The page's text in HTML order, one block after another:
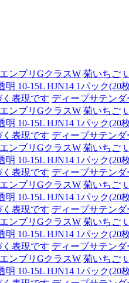
エンブリGクラスW 菊いちご
10-15L HJN14 1パック(20
表現です ディープサテン
エンブリGクラスW 菊いちご
10-15L HJN14 1パック(20
表現です ディープサテン
エンブリGクラスW 菊いちご
10-15L HJN14 1パック(20
表現です ディープサテン
エンブリGクラスW 菊いちご
10-15L HJN14 1パック(20
表現です ディープサテン
エンブリGクラスW 菊いちご
10-15L HJN14 1パック(20
表現です ディープサテン
エンブリGクラスW 菊いちご
10-15L HJN14 1パック(20